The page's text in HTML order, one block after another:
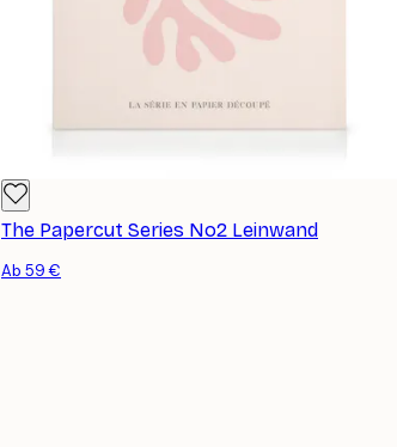
The Papercut Series No2 Leinwand
Ab 59 €